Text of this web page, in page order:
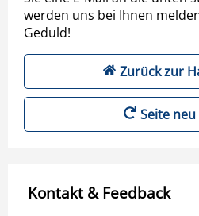
werden uns bei Ihnen
Geduld!
Zurück zur
Seite
Kontakt & Feedback